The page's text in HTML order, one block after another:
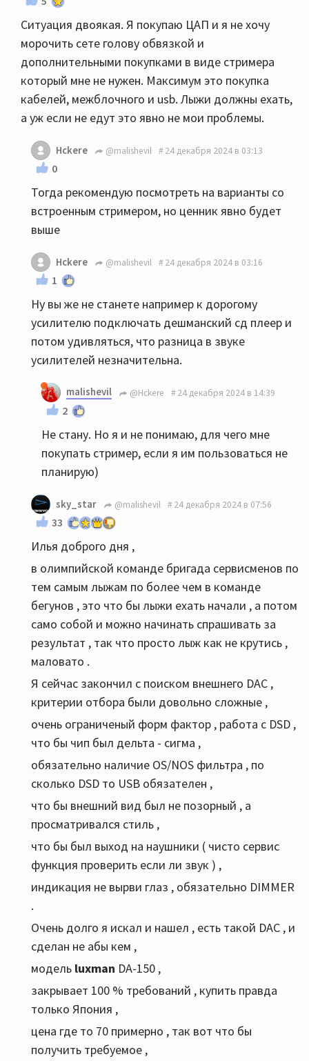
Ситуация двоякая. Я покупаю ЦАП и я не хочу
морочить сете голову обвязкой и
дополнительными покупками в виде стримера
который мне не нужен. Максимум это покупка
кабелей, межблочного и usb. Лыжи должны ехать,
а уж если не едут это явно не мои проблемы.
Hckere @malishevil 24 декабря 2024 в 03:13
0
Тогда рекомендую посмотреть на варианты со
встроенным стримером, но ценник явно будет
выше
Hckere @malishevil 24 декабря 2024 в 03:16
1
Ну вы же не станете например к дорогому
усилителю подключать дешманский сд плеер и
потом удивляться, что разница в звуке
усилителей незначительна.
malishevil @Hckere 24 декабря 2024 в 14:39
2
Не стану. Но я и не понимаю, для чего мне
покупать стример, если я им пользоваться не
планирую)
sky_star @malishevil 24 декабря 2024 в 07:56
33
Илья доброго дня ,
в олимпийской команде бригада сервисменов по
тем самым лыжам по более чем в команде
бегунов , это что бы лыжи ехать начали , а потом
само собой и можно начинать спрашивать за
результат , так что просто лыж как не крутись ,
маловато .
Я сейчас закончил с поиском внешнего DAC ,
критерии отбора были довольно сложные ,
очень ограниченый форм фактор , работа с DSD ,
что бы чип был дельта - сигма ,
обязательно наличие OS/NOS фильтра , по
сколько DSD то USB обязателен ,
что бы внешний вид был не позорный , а
просматривался стиль ,
что бы был выход на наушники ( чисто сервис
функция проверить если ли звук ) ,
индикация не вырви глаз , обязательно DIMMER
.
Очень долго я искал и нашел , есть такой DAC , и
сделан не абы кем ,
модель luxman DA-150 ,
закрывает 100 % требований , купить правда
только Япония ,
цена где то 70 примерно , так вот что бы
получить требуемое ,